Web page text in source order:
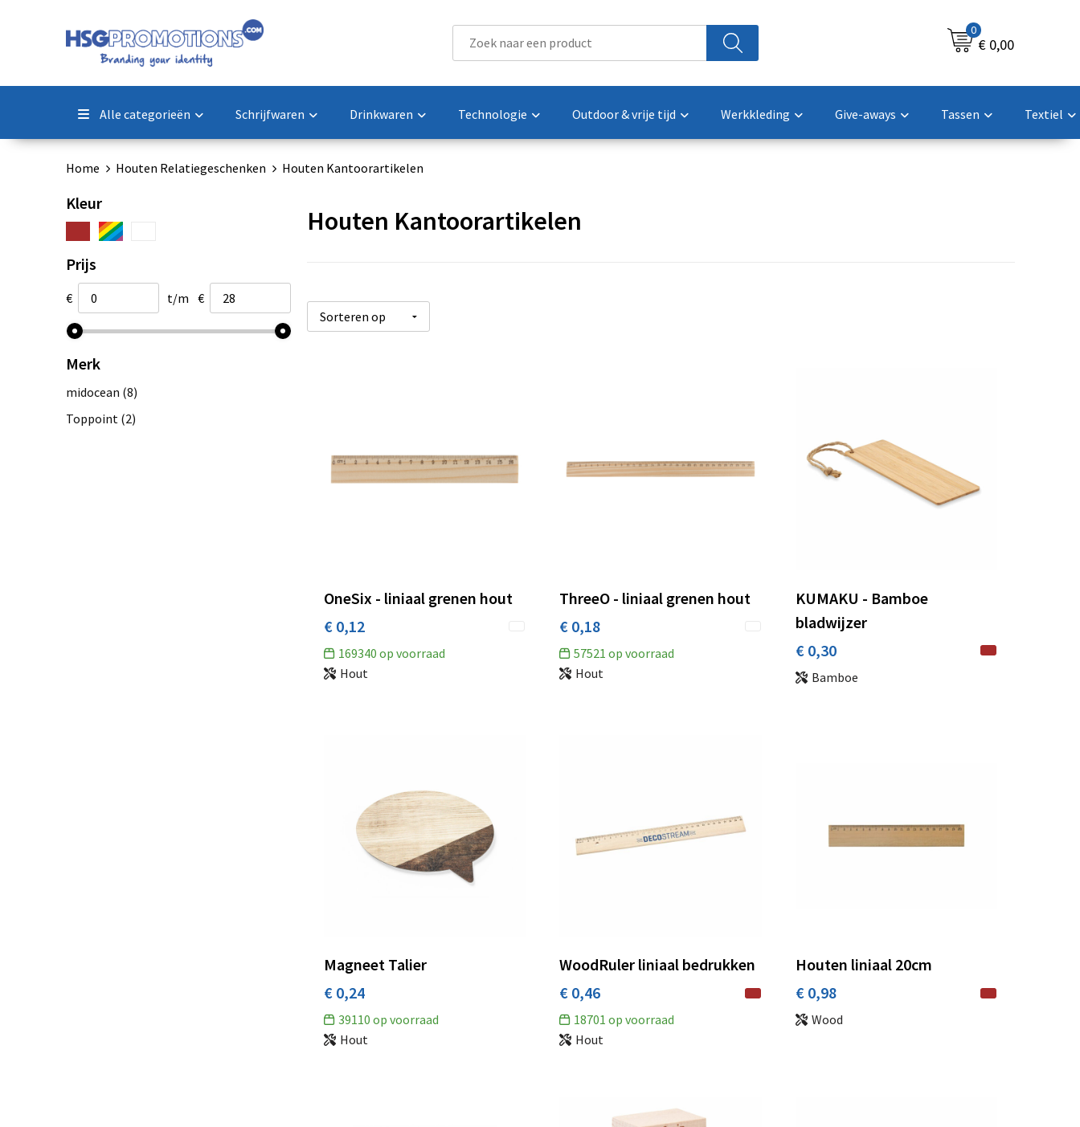
0
€ 0,00
Alle categorieën Schrijfwaren Drinkwaren Technologie Outdoor & vrije tijd Werkkleding Give-aways Tassen Textiel
Home Houten Relatiegeschenken Houten Kantoorartikelen
Kleur
Prijs
€ t/m €
Merk
midocean (8)
Toppoint (2)
Houten Kantoorartikelen
OneSix - liniaal grenen hout
€ 0,12
169340 op voorraad
Hout
ThreeO - liniaal grenen hout
€ 0,18
57521 op voorraad
Hout
KUMAKU - Bamboe
bladwijzer
€ 0,30
Bamboe
Magneet Talier
€ 0,24
39110 op voorraad
Hout
WoodRuler liniaal bedrukken
€ 0,46
18701 op voorraad
Hout
Houten liniaal 20cm
€ 0,98
Wood